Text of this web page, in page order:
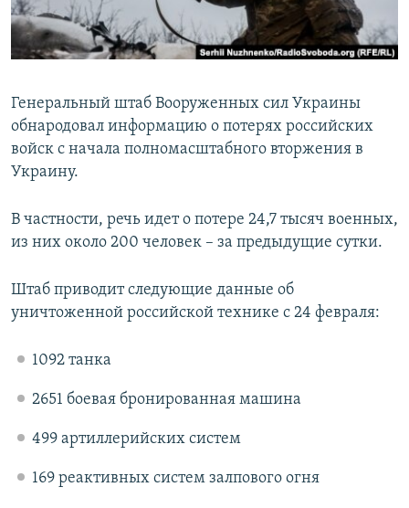
ПОБЕДИТЕЛЕЙ НЕ СУДЯТ?
КРЫМ.НЕПОКОРЕННЫЙ
УКРАИНСКАЯ ПРОБЛЕМА КРЫМА
ПРИСОЕДИНЯЙТЕСЬ!
Все сайты RFE/RL
Генеральный штаб Вооруженных сил Украины
обнародовал информацию о потерях российских
войск с начала полномасштабного вторжения в
Украину.
В частности, речь идет о потере 24,7 тысяч военных,
из них около 200 человек – за предыдущие сутки.
Штаб приводит следующие данные об
уничтоженной российской технике с 24 февраля:
1092 танка
2651 боевая бронированная машина
499 артиллерийских систем
169 реактивных систем залпового огня